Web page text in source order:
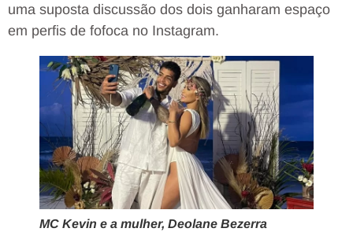
uma suposta discussão dos dois ganharam espaço
em perfis de fofoca no Instagram.
MC Kevin e a mulher, Deolane Bezerra